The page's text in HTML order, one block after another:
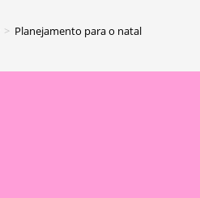
> Planejamento para o natal